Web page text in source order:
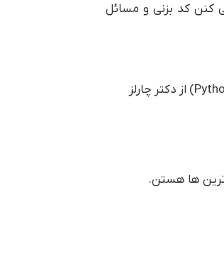
کنن کد بزنی و مسائل
برای پایتون، کلی کتاب خوب هست، ولی مثلاً «پایتون برای همه» (Python for Everybody) از دکتر چارلز
ترین ها هستن.